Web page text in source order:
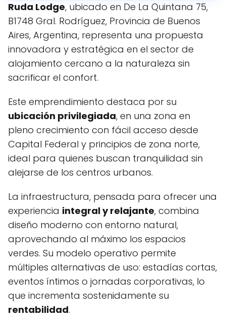
Ruda Lodge, ubicado en De La Quintana 75,
B1748 Gral. Rodríguez, Provincia de Buenos
Aires, Argentina, representa una propuesta
innovadora y estratégica en el sector de
alojamiento cercano a la naturaleza sin
sacrificar el confort.
Este emprendimiento destaca por su
ubicación privilegiada, en una zona en
pleno crecimiento con fácil acceso desde
Capital Federal y principios de zona norte,
ideal para quienes buscan tranquilidad sin
alejarse de los centros urbanos.
La infraestructura, pensada para ofrecer una
experiencia integral y relajante, combina
diseño moderno con entorno natural,
aprovechando al máximo los espacios
verdes. Su modelo operativo permite
múltiples alternativas de uso: estadías cortas,
eventos íntimos o jornadas corporativas, lo
que incrementa sostenidamente su
rentabilidad.